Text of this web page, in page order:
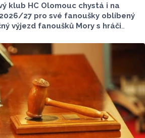
klub HC Olomouc chystá i na
27 pro své fanoušky oblíbený
výjezd fanoušků Mory s hráči
předtím, tak i letos bude cílovou
kde kohouti vyzvou v O2 aréně